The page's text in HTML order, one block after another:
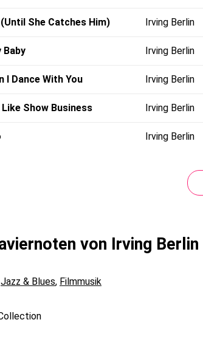
She Catches Him) Irving Berlin
Baby Irving Berlin
I Dance With You Irving Berlin
Show Business Irving Berlin
Irving Berlin
von Irving Berlin
Jazz & Blues Filmmusik